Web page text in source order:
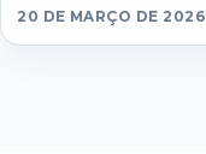
20 DE MARÇO DE 2026